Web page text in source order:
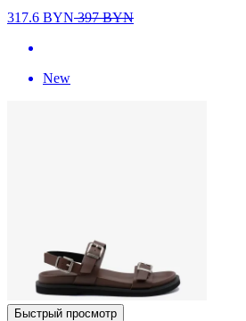
317.6 BYN397BYN
New
Быстрый просмотр